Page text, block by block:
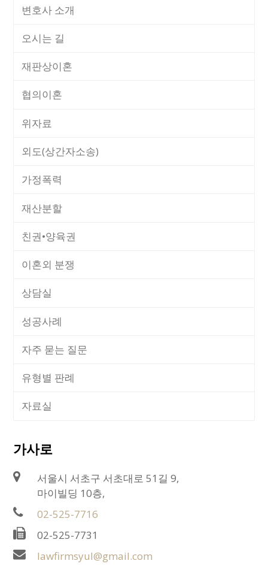
변호사 소개
오시는 길
재판상이혼
협의이혼
위자료
외도(상간자소송)
가정폭력
재산분할
친권•양육권
이혼외 분쟁
상담실
성공사례
자주 묻는 질문
유형별 판례
자료실
가사로
서울시 서초구 서초대로 51길 9,
마이빌딩 10층,
02-525-7716
02-525-7731
lawfirmsyul@gmail.com